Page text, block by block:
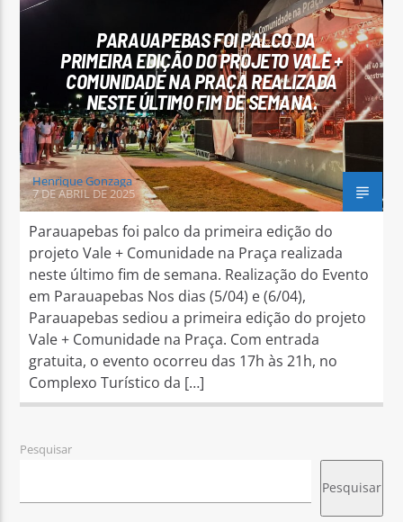
Arara Azul FM
PARAUAPEBAS FOI PALCO DA
PRIMEIRA EDIÇÃO DO PROJETO VALE +
COMUNIDADE NA PRAÇA REALIZADA
NESTE ÚLTIMO FIM DE SEMANA.
Henrique Gonzaga
7 DE ABRIL DE 2025
Parauapebas foi palco da primeira edição do
projeto Vale + Comunidade na Praça realizada
neste último fim de semana. Realização do Evento
em Parauapebas Nos dias (5/04) e (6/04),
Parauapebas sediou a primeira edição do projeto
Vale + Comunidade na Praça. Com entrada
gratuita, o evento ocorreu das 17h às 21h, no
Complexo Turístico da […]
Pesquisar
Pesquisar